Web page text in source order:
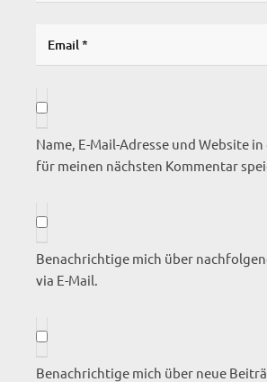
Name, E-Mail-Adresse und Website
für meinen nächsten Kommentar
Benachrichtige mich über
via E-Mail.
Benachrichtige mich über neue